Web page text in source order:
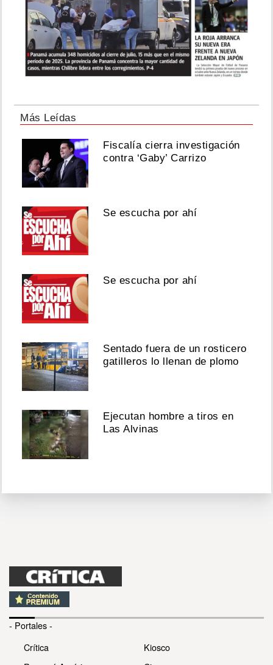
Más Leídas
Fiscalía cierra investigación
contra ‘Gaby’ Carrizo
Se escucha por ahí
Se escucha por ahí
Sentado fuera de un rosticero
gatilleros lo llenan de plomo
Ejecutan hombre a tiros en
Las Alvinas
- Portales -
Crítica
Kiosco